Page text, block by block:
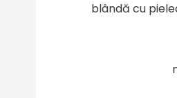
blândă cu